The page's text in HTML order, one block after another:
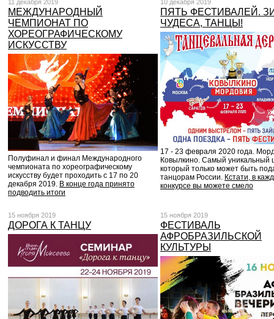
11 декабря 2019
МЕЖДУНАРОДНЫЙ
ЧЕМПИОНАТ ПО
ХОРЕОГРАФИЧЕСКОМУ
ИСКУССТВУ
Полуфинал и финал Международного
чемпионата по хореографическому
искусству будет проходить с 17 по 20
декабря 2019. В конце года принято
подводить итоги
10 декабря 2019
ПЯТЬ ФЕСТИВАЛЕЙ.
ЧУДЕСА, ТАНЦЫ!
17 - 23 февраля 2020 года.
Ковылкино. Самый уникальный
который только может быть
танцорам России. Кстати, в
конкурсе вы можете смело
15 ноября 2019
ДОРОГА К ТАНЦУ
15 ноября 2019
ФЕСТИВАЛЬ
АФРОБРАЗИЛЬСКОЙ
КУЛЬТУРЫ